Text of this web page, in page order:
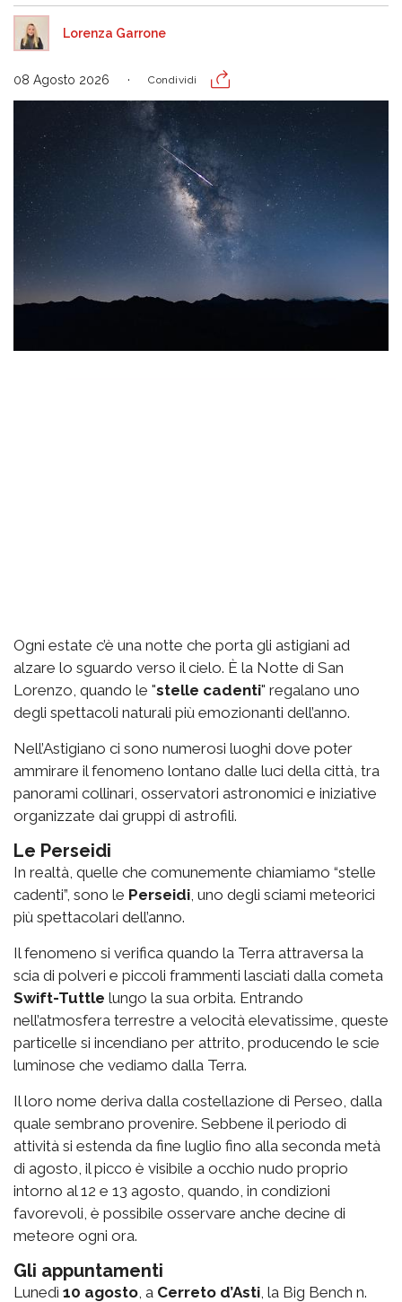
Lorenza Garrone
08 Agosto 2026 Condividi
Ogni estate c’è una notte che porta gli astigiani ad
alzare lo sguardo verso il cielo. È la Notte di San
Lorenzo, quando le "stelle cadenti" regalano uno
degli spettacoli naturali più emozionanti dell’anno.
Nell’Astigiano ci sono numerosi luoghi dove poter
ammirare il fenomeno lontano dalle luci della città, tra
panorami collinari, osservatori astronomici e iniziative
organizzate dai gruppi di astrofili.
Le Perseidi
In realtà, quelle che comunemente chiamiamo “stelle
cadenti”, sono le Perseidi , uno degli sciami meteorici
più spettacolari dell’anno.
Il fenomeno si verifica quando la Terra attraversa la
scia di polveri e piccoli frammenti lasciati dalla cometa
Swift-Tuttle lungo la sua orbita. Entrando
nell’atmosfera terrestre a velocità elevatissime, queste
particelle si incendiano per attrito, producendo le scie
luminose che vediamo dalla Terra.
Il loro nome deriva dalla costellazione di Perseo, dalla
quale sembrano provenire. Sebbene il periodo di
attività si estenda da fine luglio fino alla seconda metà
di agosto, il picco è visibile a occhio nudo proprio
intorno al 12 e 13 agosto, quando, in condizioni
favorevoli, è possibile osservare anche decine di
meteore ogni ora.
Gli appuntamenti
Lunedì 10 agosto , a Cerreto d’Asti , la Big Bench n.